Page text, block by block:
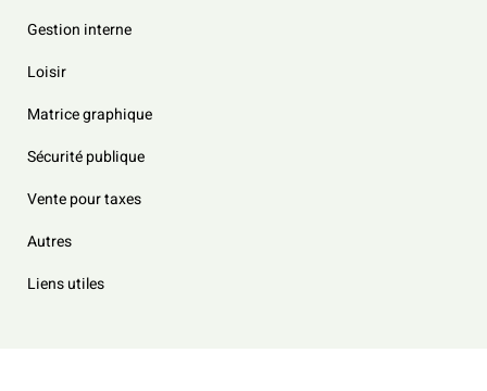
Gestion interne
Loisir
Matrice graphique
Sécurité publique
Vente pour taxes
Autres
Liens utiles